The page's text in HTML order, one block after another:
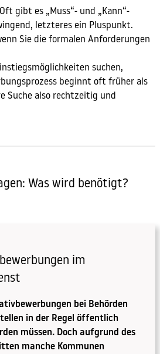
gibt es „Muss“- und „Kann“-
letzteres ein Pluspunkt.
Sie die formalen Anforderungen
suchen,
beginnt oft früher als
Suche also rechtzeitig und
Was wird benötigt?
im
bei Behörden
in der Regel öffentlich
müssen. Doch aufgrund des
manche Kommunen